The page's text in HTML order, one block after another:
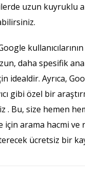
uzun kuyruklu
daha spesifik
idealdir. Ayrıca,
gibi özel bir
. Bu, size hemen
için arama hacmi ve
ücretsiz bir